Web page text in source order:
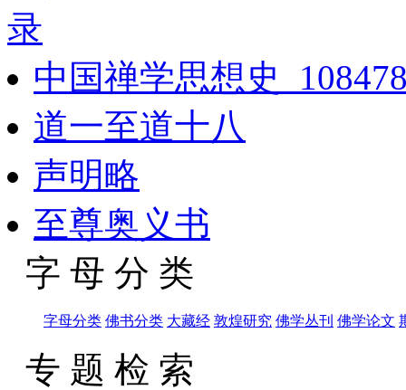
录
中国禅学思想史
道一至道十八
声明略
至尊奥义书
字 母 分 类
字母分类 佛书分类 大藏经 敦煌研究 佛学丛刊 佛学论文
专 题 检 索